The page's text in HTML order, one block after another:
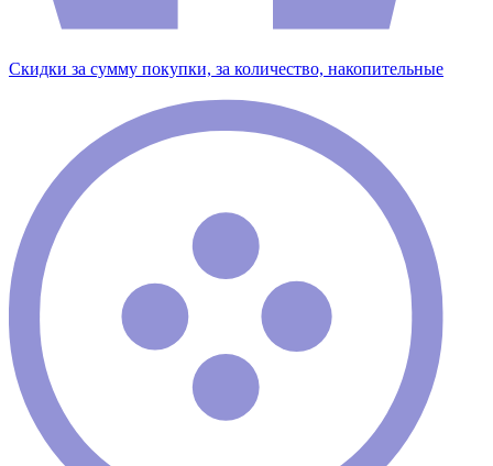
Скидки за сумму покупки, за количество, накопительные